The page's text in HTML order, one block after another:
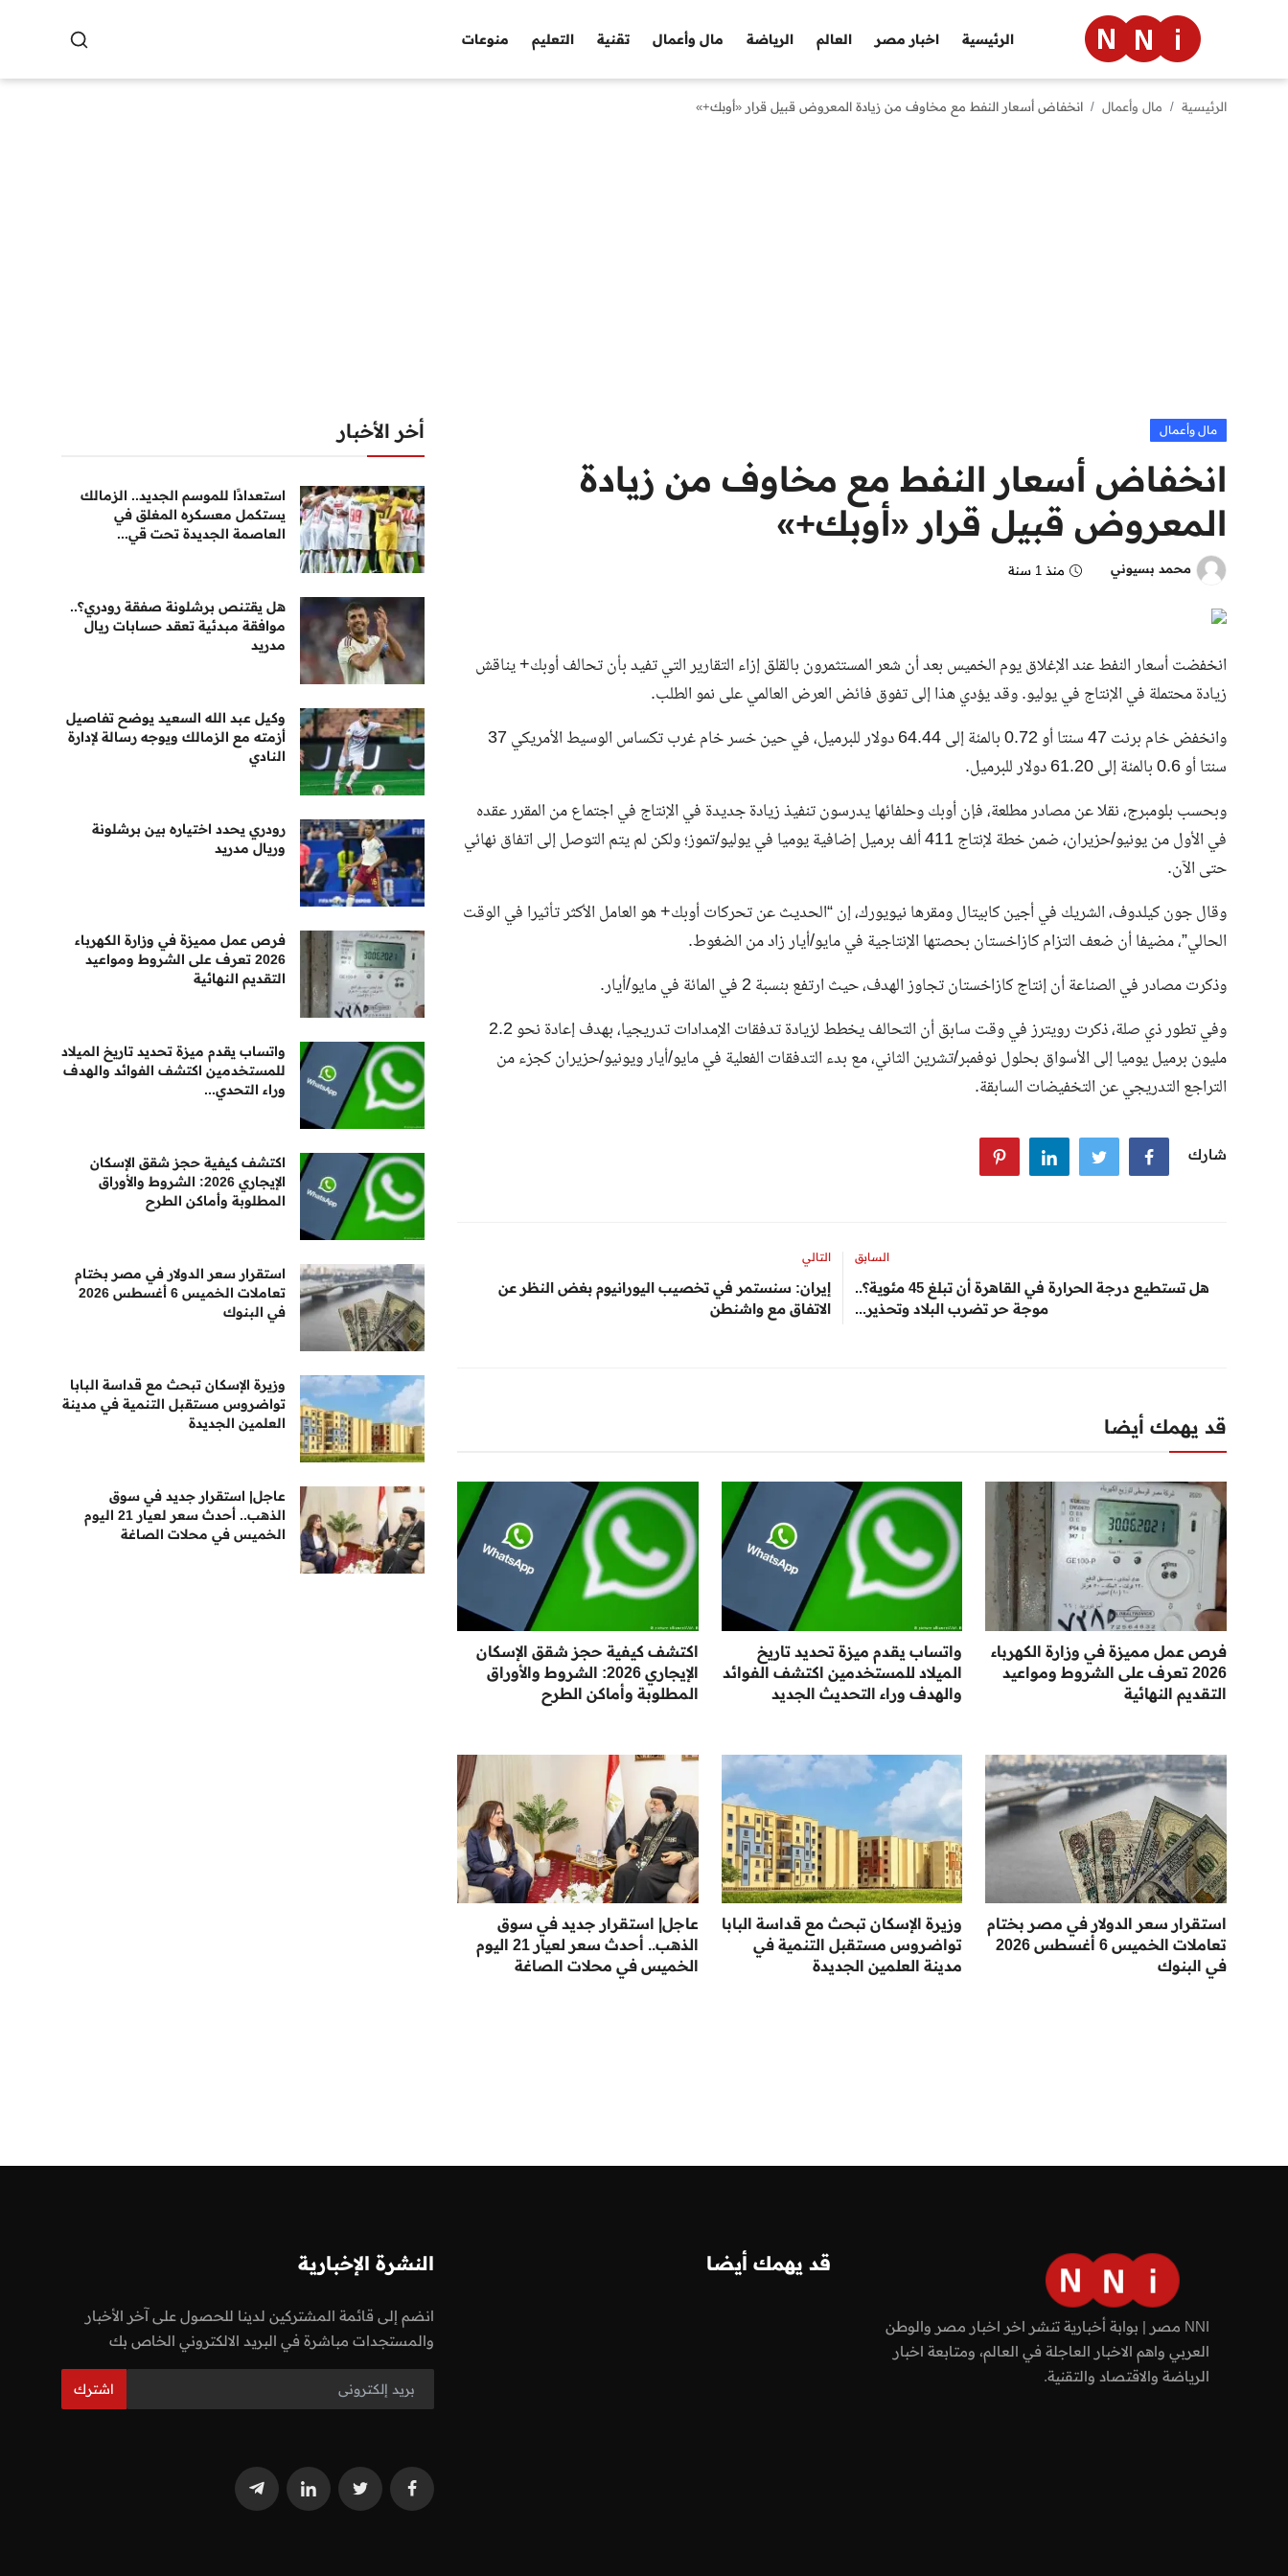
الرئيسية اخبار مصر العالم الرياضة مال وأعمال تقنية التعليم منوعات
منوعات
الرئيسية مال وأعمال انخفاض أسعار النفط مع مخاوف من زيادة المعروض قبيل قرار «أوبك+»
مال وأعمال
انخفاض أسعار النفط مع مخاوف من زيادة
المعروض قبيل قرار «أوبك+»
محمد بسيوني منذ 1 سنة
انخفضت أسعار النفط عند الإغلاق يوم الخميس بعد أن شعر المستثمرون بالقلق إزاء التقارير التي تفيد بأن تحالف أوبك+ يناقش
زيادة محتملة في الإنتاج في يوليو. وقد يؤدي هذا إلى تفوق فائض العرض العالمي على نمو الطلب.
وانخفض خام برنت 47 سنتا أو 0.72 بالمئة إلى 64.44 دولار للبرميل، في حين خسر خام غرب تكساس الوسيط الأمريكي 37
سنتا أو 0.6 بالمئة إلى 61.20 دولار للبرميل.
وبحسب بلومبرج، نقلا عن مصادر مطلعة، فإن أوبك وحلفائها يدرسون تنفيذ زيادة جديدة في الإنتاج في اجتماع من المقرر عقده
في الأول من يونيو/حزيران، ضمن خطة لإنتاج 411 ألف برميل إضافية يوميا في يوليو/تموز؛ ولكن لم يتم التوصل إلى اتفاق نهائي
حتى الآن.
وقال جون كيلدوف، الشريك في أجين كابيتال ومقرها نيويورك، إن “الحديث عن تحركات أوبك+ هو العامل الأكثر تأثيرا في الوقت
الحالي”، مضيفا أن ضعف التزام كازاخستان بحصتها الإنتاجية في مايو/أيار زاد من الضغوط.
وذكرت مصادر في الصناعة أن إنتاج كازاخستان تجاوز الهدف، حيث ارتفع بنسبة 2 في المائة في مايو/أيار.
وفي تطور ذي صلة، ذكرت رويترز في وقت سابق أن التحالف يخطط لزيادة تدفقات الإمدادات تدريجيا، بهدف إعادة نحو 2.2
مليون برميل يوميا إلى الأسواق بحلول نوفمبر/تشرين الثاني، مع بدء التدفقات الفعلية في مايو/أيار ويونيو/حزيران كجزء من
التراجع التدريجي عن التخفيضات السابقة.
شارك
السابق
هل تستطيع درجة الحرارة في القاهرة أن تبلغ 45 مئوية؟..
موجة حر تضرب البلاد وتحذير...
التالي
إيران: سنستمر في تخصيب اليورانيوم بغض النظر عن
الاتفاق مع واشنطن
قد يهمك أيضا
فرص عمل مميزة في وزارة الكهرباء
2026 تعرف على الشروط ومواعيد
التقديم النهائية
واتساب يقدم ميزة تحديد تاريخ
الميلاد للمستخدمين اكتشف الفوائد
والهدف وراء التحديث الجديد
اكتشف كيفية حجز شقق الإسكان
الإيجاري 2026: الشروط والأوراق
المطلوبة وأماكن الطرح
استقرار سعر الدولار في مصر بختام
تعاملات الخميس 6 أغسطس 2026
في البنوك
وزيرة الإسكان تبحث مع قداسة البابا
تواضروس مستقبل التنمية في
مدينة العلمين الجديدة
عاجل| استقرار جديد في سوق
الذهب.. أحدث سعر لعيار 21 اليوم
الخميس في محلات الصاغة
أخر الأخبار
استعدادًا للموسم الجديد.. الزمالك
يستكمل معسكره المغلق في
العاصمة الجديدة تحت قي...
هل يقتنص برشلونة صفقة رودري؟..
موافقة مبدئية تعقد حسابات ريال
مدريد
وكيل عبد الله السعيد يوضح تفاصيل
أزمته مع الزمالك ويوجه رسالة لإدارة
النادي
رودري يحدد اختياره بين برشلونة
وريال مدريد
فرص عمل مميزة في وزارة الكهرباء
2026 تعرف على الشروط ومواعيد
التقديم النهائية
واتساب يقدم ميزة تحديد تاريخ الميلاد
للمستخدمين اكتشف الفوائد والهدف
وراء التحدي...
اكتشف كيفية حجز شقق الإسكان
الإيجاري 2026: الشروط والأوراق
المطلوبة وأماكن الطرح
استقرار سعر الدولار في مصر بختام
تعاملات الخميس 6 أغسطس 2026
في البنوك
وزيرة الإسكان تبحث مع قداسة البابا
تواضروس مستقبل التنمية في مدينة
العلمين الجديدة
عاجل| استقرار جديد في سوق
الذهب.. أحدث سعر لعيار 21 اليوم
الخميس في محلات الصاغة
NNI مصر | بوابة أخبارية تنشر اخر اخبار مصر والوطن
العربي واهم الاخبار العاجلة في العالم، ومتابعة اخبار
الرياضة والاقتصاد والتقنية.
قد يهمك أيضا النشرة الإخبارية
انضم إلى قائمة المشتركين لدينا للحصول على آخر الأخبار
والمستجدات مباشرة في البريد الالكتروني الخاص بك
اشترك